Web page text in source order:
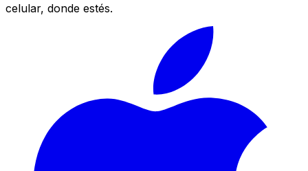
celular, donde estés.